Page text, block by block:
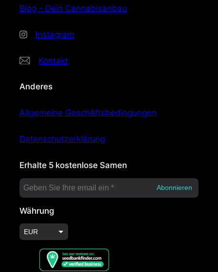
Blog - Dein Cannabisanbau
Instagram
Kontakt
Anderes
Allgemeine Geschäftsbedingungen
Datenschutzerklärung
Erhalte 5 kostenlose Samen
Währung
EUR